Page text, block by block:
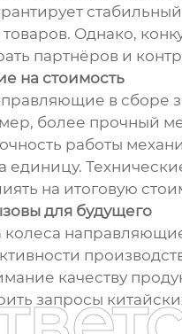
стабильный
Однако,
партнёров и
на стоимость
в сборе
более прочный
работы
на итоговую
для будущего
качеству
запросы